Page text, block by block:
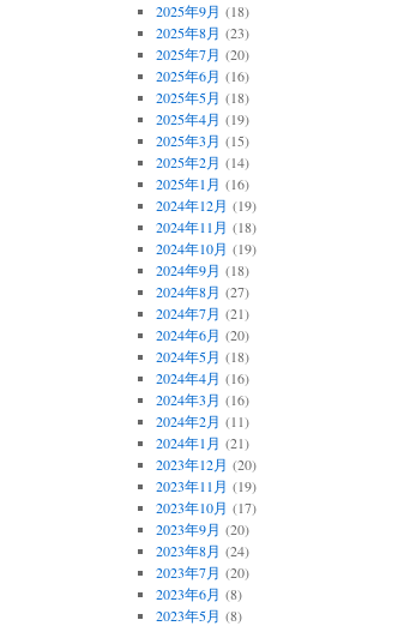
2025年9月 (18)
2025年8月 (23)
2025年7月 (20)
2025年6月 (16)
2025年5月 (18)
2025年4月 (19)
2025年3月 (15)
2025年2月 (14)
2025年1月 (16)
2024年12月 (19)
2024年11月 (18)
2024年10月 (19)
2024年9月 (18)
2024年8月 (27)
2024年7月 (21)
2024年6月 (20)
2024年5月 (18)
2024年4月 (16)
2024年3月 (16)
2024年2月 (11)
2024年1月 (21)
2023年12月 (20)
2023年11月 (19)
2023年10月 (17)
2023年9月 (20)
2023年8月 (24)
2023年7月 (20)
2023年6月 (8)
2023年5月 (8)